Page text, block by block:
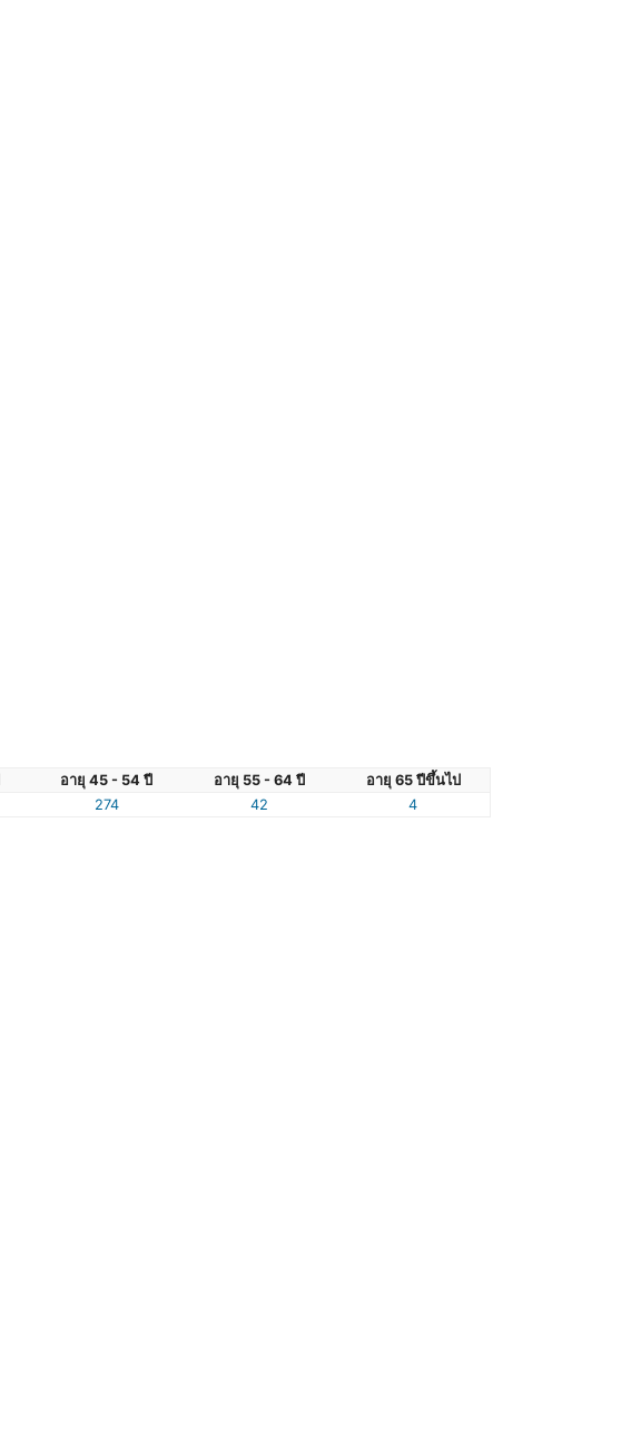
อายุ 45 - 54 ปี อายุ 55 - 64 ปี
อายุ 65 ปีขึ้นไป
274 42 4